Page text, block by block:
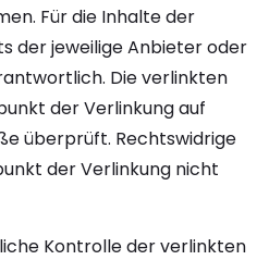
Für die Inhalte der
der jeweilige Anbieter oder
Die verlinkten
der Verlinkung auf
überprüft. Rechtswidrige
der Verlinkung nicht
Kontrolle der verlinkten